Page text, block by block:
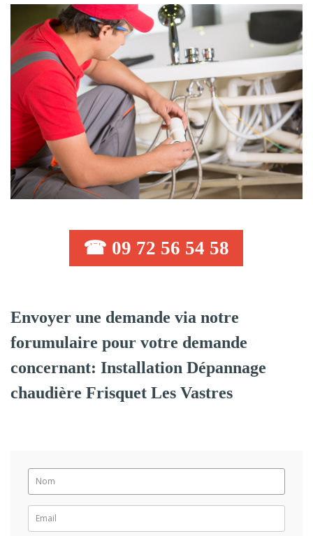
☎ 09 72 56 54 58
Envoyer une demande via notre
forumulaire pour votre demande
concernant: Installation Dépannage
chaudière Frisquet Les Vastres